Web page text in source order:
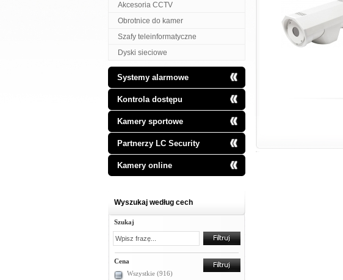
Akcesoria CCTV
Obrotnice do kamer
Szafy teleinformatyczne
Dyski sieciowe
Systemy alarmowe
Kontrola dostępu
Kamery sportowe
Partnerzy LC Security
Kamery online
Wyszukaj według cech
Szukaj
Cena
Wszystkie (916)